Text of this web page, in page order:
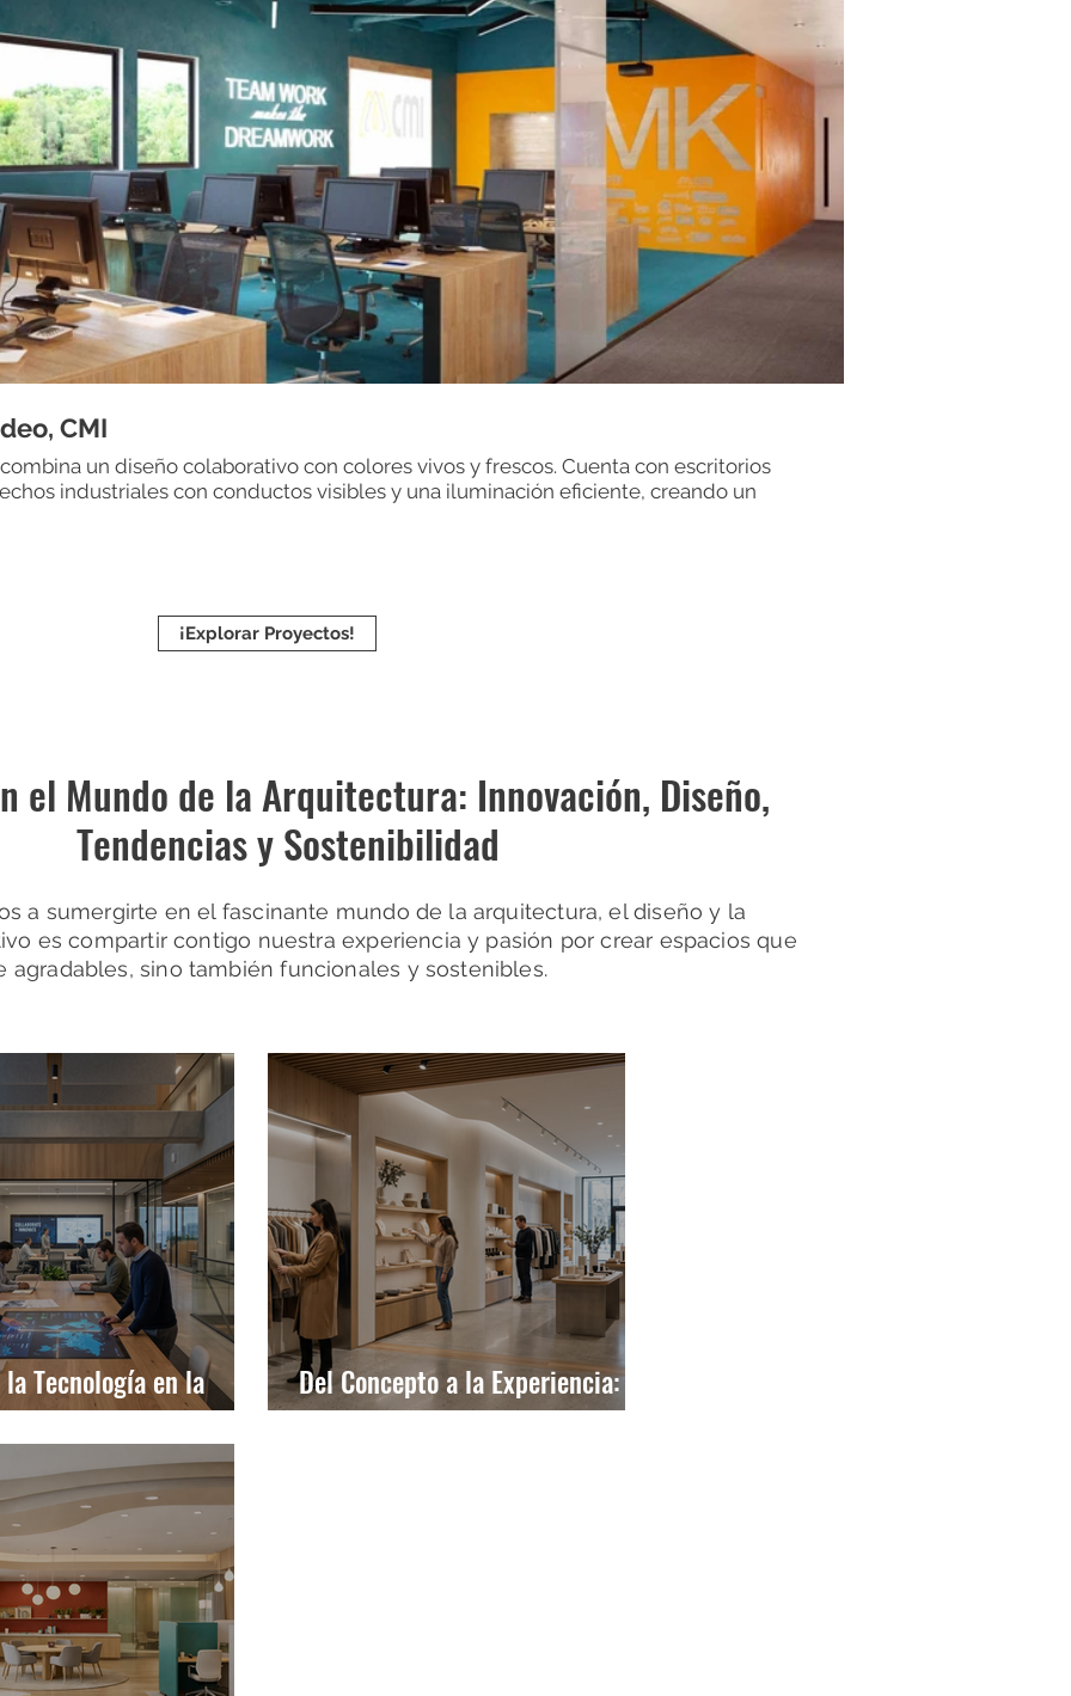
CMI
un diseño colaborativo con colores vivos y frescos. Cuenta con escritorios
industriales con conductos visibles y una iluminación eficiente, creando un
¡Explorar Proyectos!
el Mundo de la Arquitectura: Innovación, Diseño,
Tendencias y Sostenibilidad
a sumergirte en el fascinante mundo de la arquitectura, el diseño y la
es compartir contigo nuestra experiencia y pasión por crear espacios que
agradables, sino también funcionales y sostenibles.
Tecnología en la
Corporativa
Del Concepto a la Experiencia:
Diseñar Tiendas que Seduzcan al